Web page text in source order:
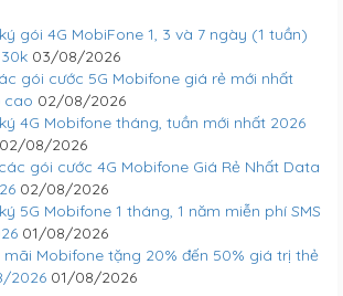
gói 4G MobiFone 1, 3 và 7 ngày (1 tuần)
03/08/2026
gói cước 5G Mobifone giá rẻ mới nhất
cao 02/08/2026
4G Mobifone tháng, tuần mới nhất 2026
02/08/2026
gói cước 4G Mobifone Giá Rẻ Nhất Data
02/08/2026
5G Mobifone 1 tháng, 1 năm miễn phí SMS
01/08/2026
mãi Mobifone tặng 20% đến 50% giá trị thẻ
2026 01/08/2026